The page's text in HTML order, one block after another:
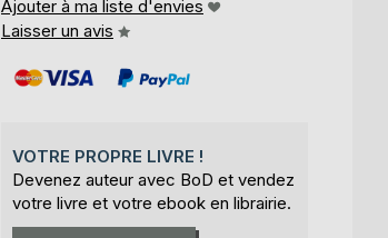
Ajouter à ma liste d'envies
Laisser un avis
VOTRE PROPRE LIVRE !
Devenez auteur avec BoD et vendez
votre livre et votre ebook en librairie.